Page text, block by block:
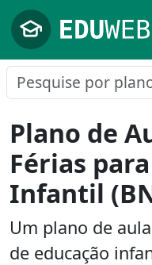
Pular para o
Plano de
Férias
Infantil
Um plano de
de educação